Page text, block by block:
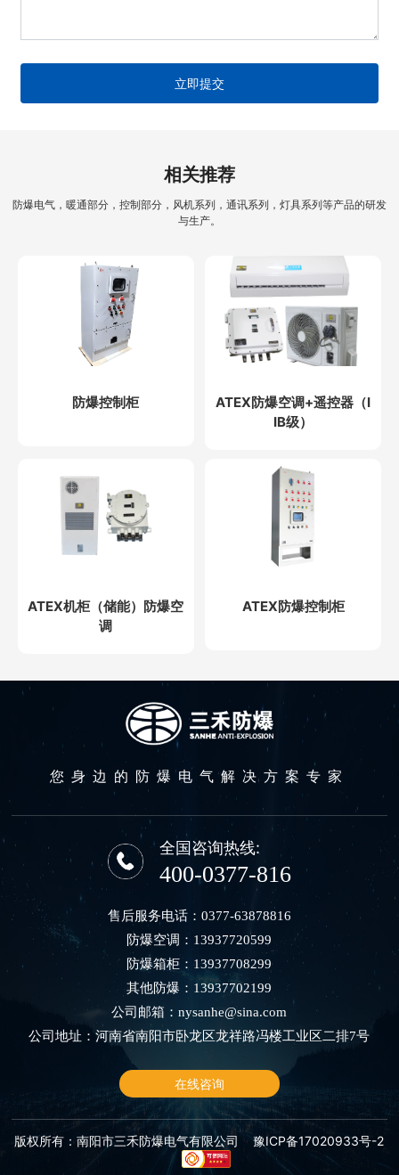
立即提交
相关推荐
防爆电气，暖通部分，控制部分，风机系列，通讯系列，灯具系列等产品的研发
与生产。
防爆控制柜
ATEX防爆空调+遥控器（I
IB级）
ATEX机柜（储能）防爆空
调
ATEX防爆控制柜
您身边的防爆电气解决方案专家
全国咨询热线:
400-0377-816
售后服务电话： 0377-63878816
防爆空调： 13937720599
防爆箱柜： 13937708299
其他防爆： 13937702199
公司邮箱：nysanhe@sina.com
公司地址：河南省南阳市卧龙区龙祥路冯楼工业区二排7号
在线咨询
版权所有：南阳市三禾防爆电气有限公司 豫ICP备17020933号-2